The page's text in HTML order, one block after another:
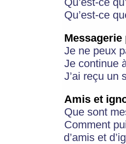
Qu’est-ce
Messagerie
Je ne peux
Je continue
J’ai reçu un
Amis et
Que sont
Comment
d’amis et